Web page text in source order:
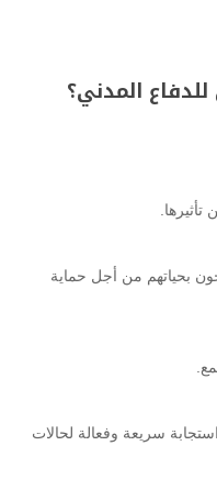
المدني؟
بحياتهم من أجل حماية
سريعة وفعالة لحالات